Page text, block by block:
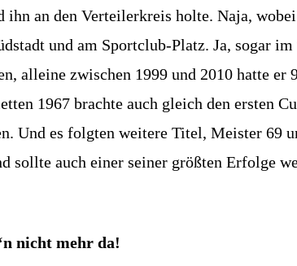
ihn an den Verteilerkreis holte. Naja,
und am Sportclub-Platz. Ja, sogar
alleine zwischen 1999 und 2010 hatte
1967 brachte auch gleich den ersten
Und es folgten weitere Titel, Meister 69
sollte auch einer seiner größten Erfolge
nicht mehr da!